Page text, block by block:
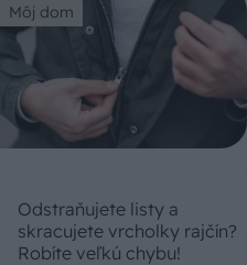
Môj dom
Odstraňujete listy a
skracujete vrcholky rajčín?
Robíte veľkú chybu!